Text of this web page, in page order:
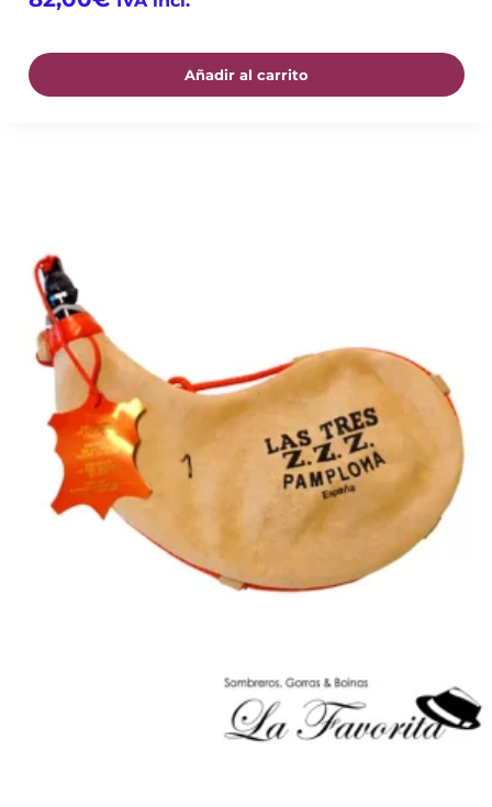
Añadir al carrito